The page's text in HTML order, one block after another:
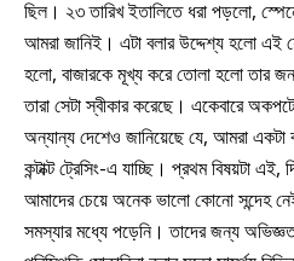
ছিল। ২৩ তারিখ ইতালিতে ধরা পড়লো,
আমরা জানিই। এটা বলার উদ্দেশ্য হলো এই
হলো, বাজারকে মূখ্য করে তোলা হলো তার
তারা সেটা স্বীকার করেছে। একেবারে
অন্যান্য দেশেও জানিয়েছে যে, আমরা
কন্টাক্ট ট্রেসিং-এ যাচ্ছি। প্রথম বিষয়টা
আমাদের চেয়ে অনেক ভালো কোনো সন্দেহ
সমস্যার মধ্যে পড়েনি। তাদের জন্য